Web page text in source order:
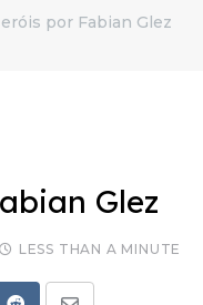
por Fabian Glez
Glez
LESS THAN A MINUTE